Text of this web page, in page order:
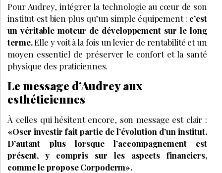
Pour Audrey, intégrer la technologie au cœur de son
institut est bien plus qu’un simple équipement : c’est
un véritable moteur de développement sur le long
terme.Elle y voit à la fois un levier de rentabilité et un
moyen essentiel de préserver le confort et la santé
physique des praticiennes.
Le message d’Audrey aux
esthéticiennes
À celles qui hésitent encore, son message est clair :
«Oser investir fait partie de l’évolution d’un institut.
D’autant plus lorsque l’accompagnement est
présent, y compris sur les aspects financiers,
comme le propose Corpoderm».